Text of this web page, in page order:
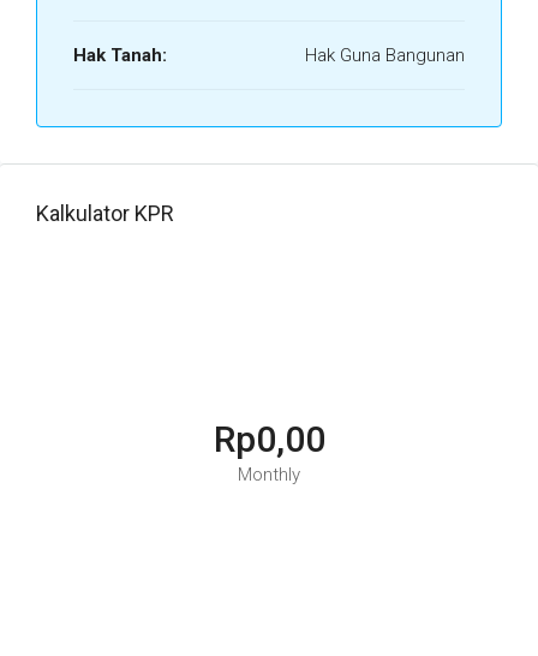
Hak Tanah: Hak Guna Bangunan
Kalkulator KPR
Rp0,00
Monthly